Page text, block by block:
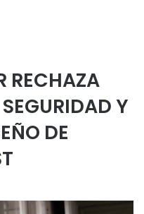
RECHAZA
Y
DE